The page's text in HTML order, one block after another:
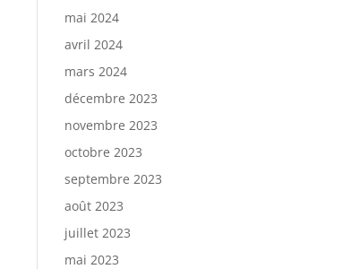
mai 2024
avril 2024
mars 2024
décembre 2023
novembre 2023
octobre 2023
septembre 2023
août 2023
juillet 2023
mai 2023